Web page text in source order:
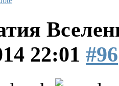
22:01 #96